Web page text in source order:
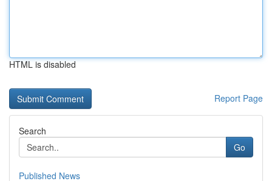
HTML is disabled
Report Page
Search
Go
Published News